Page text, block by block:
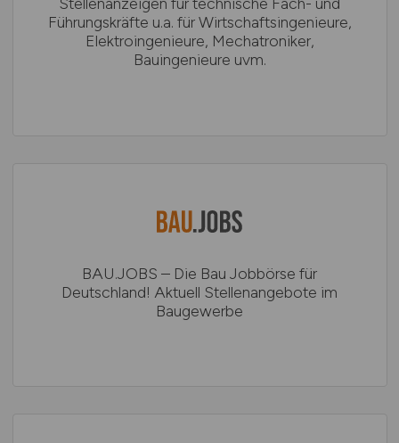
Führungskräfte u.a. für Wirtschaftsingenieure,
Elektroingenieure, Mechatroniker,
Bauingenieure uvm.
BAU.JOBS – Die Bau Jobbörse für
Deutschland! Aktuell Stellenangebote im
Baugewerbe